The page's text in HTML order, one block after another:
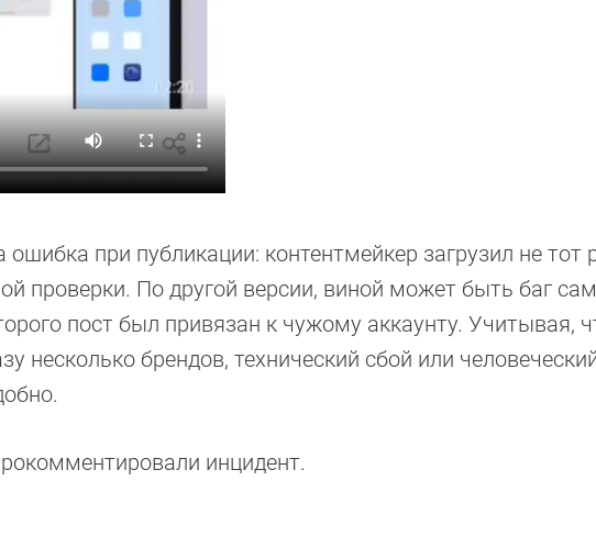
ошибка при публикации: контентмейкер загрузил не тот
проверки. По другой версии, виной может быть баг
пост был привязан к чужому аккаунту. Учитывая,
несколько брендов, технический сбой или
инцидент.